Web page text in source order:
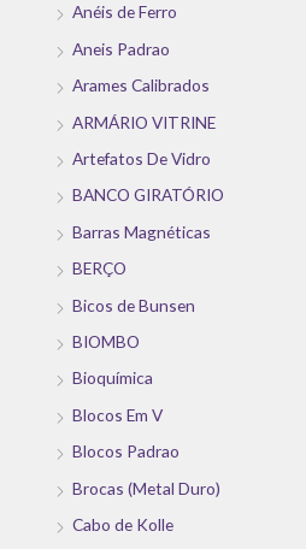
Anéis de Ferro
Aneis Padrao
Arames Calibrados
ARMÁRIO VITRINE
Artefatos De Vidro
BANCO GIRATÓRIO
Barras Magnéticas
BERÇO
Bicos de Bunsen
BIOMBO
Bioquímica
Blocos Em V
Blocos Padrao
Brocas (Metal Duro)
Cabo de Kolle